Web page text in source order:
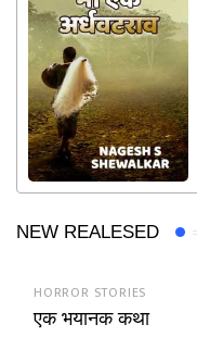
NEW REALESED
HORROR STORIES
एक भयानक कथा